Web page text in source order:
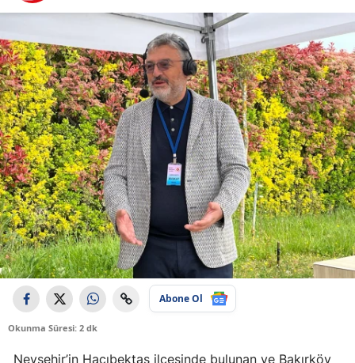
Abone Ol
Okunma Süresi: 2 dk
Nevşehir’in Hacıbektaş ilçesinde bulunan ve Bakırköy